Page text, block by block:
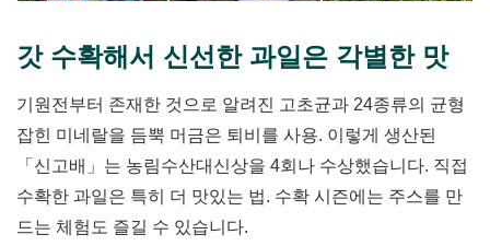
갓 수확해서 신선한 과일은 각별한 맛
기원전부터 존재한 것으로 알려진 고초균과 24종류의 균형
잡힌 미네랄을 듬뿍 머금은 퇴비를 사용. 이렇게 생산된
「신고배」는 농림수산대신상을 4회나 수상했습니다. 직접
수확한 과일은 특히 더 맛있는 법. 수확 시즌에는 주스를 만
드는 체험도 즐길 수 있습니다.